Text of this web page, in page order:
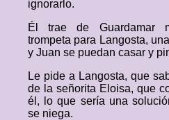
ignorarlo.
Él trae de Guardamar
trompeta para Langosta,
y Juan se puedan casar y
Le pide a Langosta, que
de la señorita Eloisa, que
él, lo que sería una
se niega.